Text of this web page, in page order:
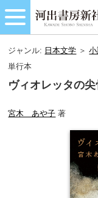
ジャンル: 日本文学 ＞
単行本
ヴィオレッタの尖
宮木 あや子 著